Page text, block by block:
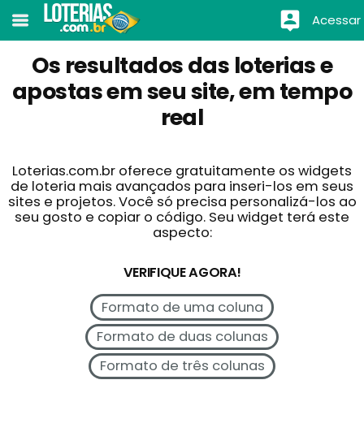
Acessar
Os resultados das loterias e
apostas em seu site, em tempo
real
Loterias.com.br oferece gratuitamente os widgets
de loteria mais avançados para inseri-los em seus
sites e projetos. Você só precisa personalizá-los ao
seu gosto e copiar o código. Seu widget terá este
aspecto:
VERIFIQUE AGORA!
Formato de uma coluna
Formato de duas colunas
Formato de três colunas